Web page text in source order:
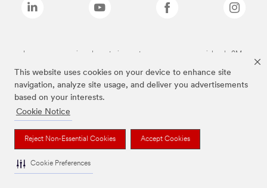
This website uses cookies on your device to enhance site
navigation, analyze site usage, and deliver you advertisements
based on your interests.
Cookie Notice
Reject Non-Essential Cookies Accept Cookies
Cookie Preferences
Las marcas mencionadas anteriormente son marcas comerciales de 3M.